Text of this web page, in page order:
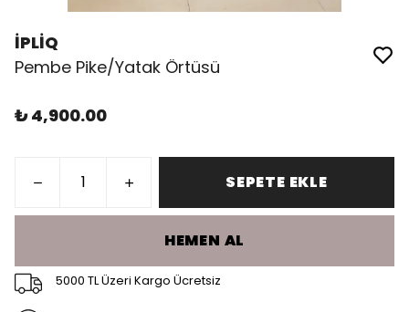
İPLİQ
Pembe Pike/Yatak Örtüsü
₺ 4,900.00
SEPETE EKLE
HEMEN AL
5000 TL Üzeri Kargo Ücretsiz